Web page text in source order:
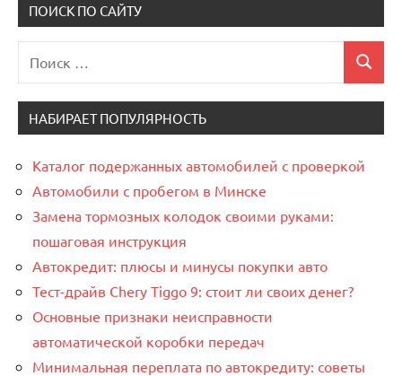
ПОИСК ПО САЙТУ
Поиск
для:
Поиск
НАБИРАЕТ ПОПУЛЯРНОСТЬ
Каталог подержанных автомобилей с проверкой
Автомобили с пробегом в Минске
Замена тормозных колодок своими руками:
пошаговая инструкция
Автокредит: плюсы и минусы покупки авто
Тест-драйв Chery Tiggo 9: стоит ли своих денег?
Основные признаки неисправности
автоматической коробки передач
Минимальная переплата по автокредиту: советы